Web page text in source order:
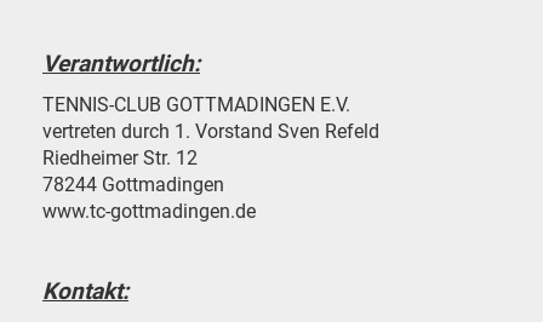
Verantwortlich:
TENNIS-CLUB GOTTMADINGEN E.V.
vertreten durch 1. Vorstand Sven Refeld
Riedheimer Str. 12
78244 Gottmadingen
www.tc-gottmadingen.de
Kontakt: